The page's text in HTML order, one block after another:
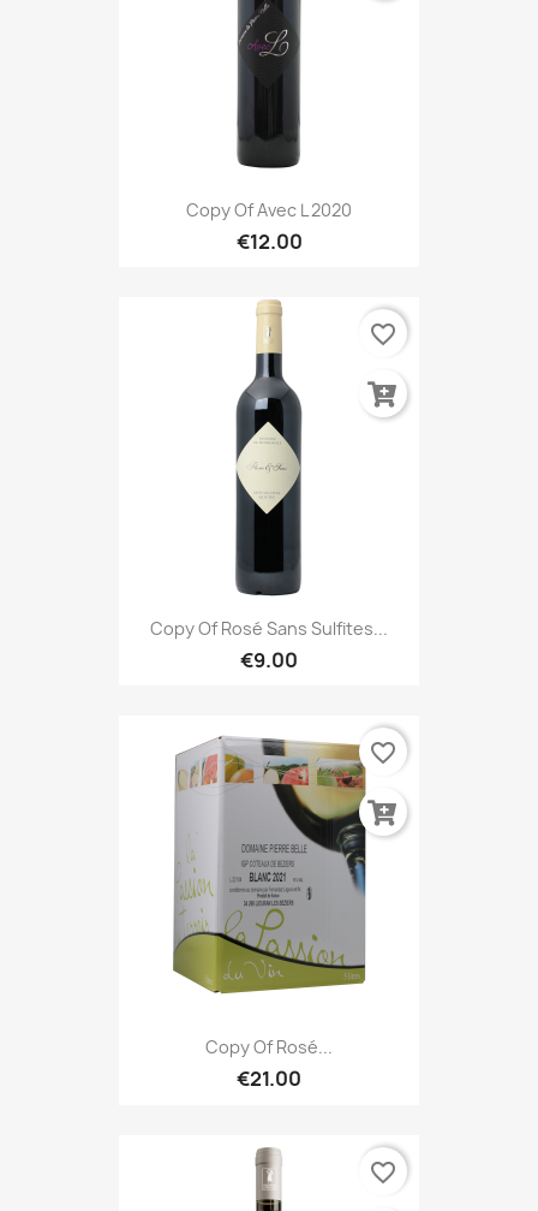
Copy Of Avec L 2020
€12.00
Copy Of Rosé Sans Sulfites...
€9.00
favorite_border
Copy Of Rosé...
€21.00
favorite_border
favorite_border